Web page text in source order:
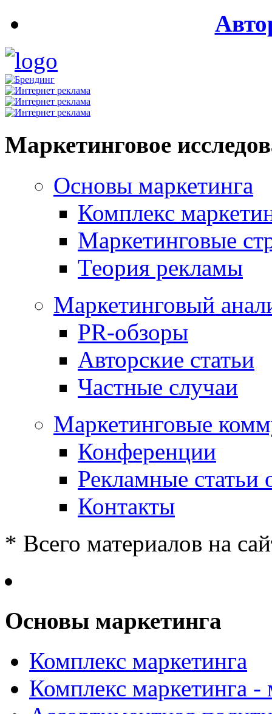
Маркетинговое
Основы маркетинга
Комплекс
Маркетинговые
Теория рекламы
Маркетинговый
PR-обзоры
Авторские статьи
Частные случаи
Маркетинговые
Конференции
Рекламные статьи
Контакты
* Всего материалов на
Основы маркетинга
Комплекс маркетинга
Комплекс маркетинга